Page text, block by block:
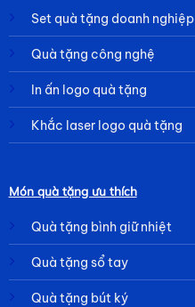
Set quà tặng doanh nghiệp
Quà tặng công nghệ
In ấn logo quà tặng
Khắc laser logo quà tặng
Món quà tặng ưu thích
Quà tặng bình giữ nhiệt
Quà tặng sổ tay
Quà tặng bút ký